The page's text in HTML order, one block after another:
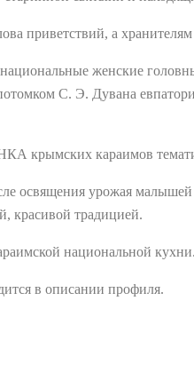
приветствий, а
женские
С. Э. Дувана
крымских караимов
освящения урожая
красивой традицией.
национальной кухни.
в описании профиля.